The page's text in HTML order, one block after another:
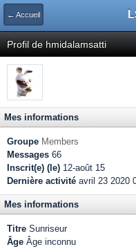
← Accueil
Profil de hmidalamsatti
Mes informations
Groupe Members
Messages 66
Inscrit(e) (le) 12-août 15
Dernière activité avril 23 2020
Mes informations
Titre Sunriseur
Âge Âge inconnu